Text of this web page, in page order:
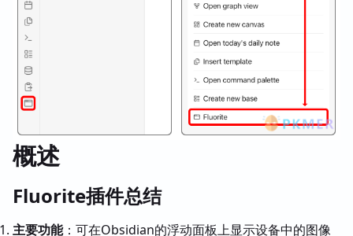
概述
Fluorite插件总结
主要功能：可在Obsidian的浮动面板上显示设备中的图像